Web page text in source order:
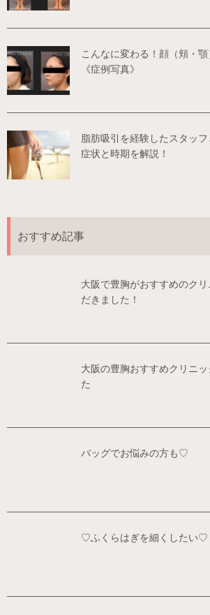
こんなに変わる！顔（頬・顎
《症例写真》
脂肪吸引を経験したスタッ
症状と時期を解説！
おすすめ記事
大阪で豊胸がおすすめのク
だきました！
大阪の豊胸おすすめクリニ
た
バッグでお悩みの方も♡
♡ふくらはぎを細くしたい♡